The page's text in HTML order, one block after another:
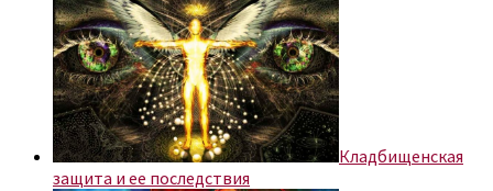
Кладбищенская
защита и ее последствия